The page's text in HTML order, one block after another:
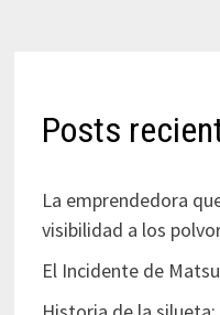
Posts
La emprendedora
visibilidad a los
El Incidente de